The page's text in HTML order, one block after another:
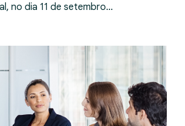
no dia 11 de setembro…